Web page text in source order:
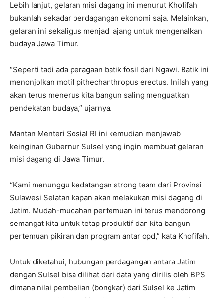
Lebih lanjut, gelaran misi dagang ini menurut Khofifah
bukanlah sekadar perdagangan ekonomi saja. Melainkan,
gelaran ini sekaligus menjadi ajang untuk mengenalkan
budaya Jawa Timur.
“Seperti tadi ada peragaan batik fosil dari Ngawi. Batik ini
menonjolkan motif pithechanthropus erectus. Inilah yang
akan terus menerus kita bangun saling menguatkan
pendekatan budaya,” ujarnya.
Mantan Menteri Sosial RI ini kemudian menjawab
keinginan Gubernur Sulsel yang ingin membuat gelaran
misi dagang di Jawa Timur.
“Kami menunggu kedatangan strong team dari Provinsi
Sulawesi Selatan kapan akan melakukan misi dagang di
Jatim. Mudah-mudahan pertemuan ini terus mendorong
semangat kita untuk tetap produktif dan kita bangun
pertemuan pikiran dan program antar opd,” kata Khofifah.
Untuk diketahui, hubungan perdagangan antara Jatim
dengan Sulsel bisa dilihat dari data yang dirilis oleh BPS
dimana nilai pembelian (bongkar) dari Sulsel ke Jatim